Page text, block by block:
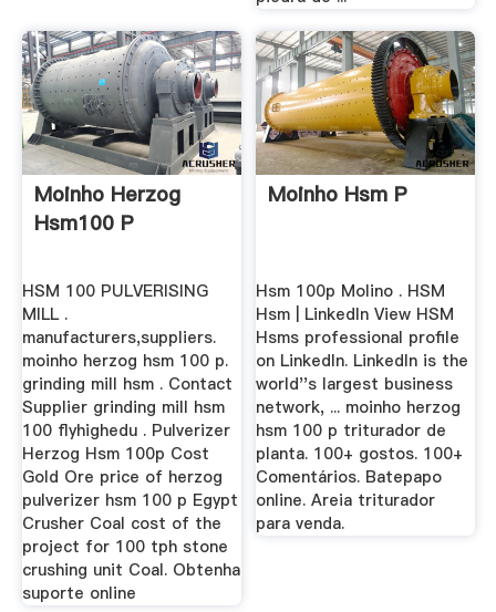
Moinho Herzog
Hsm100 P
HSM 100 PULVERISING
MILL .
manufacturers,suppliers.
moinho herzog hsm 100 p.
grinding mill hsm . Contact
Supplier grinding mill hsm
100 flyhighedu . Pulverizer
Herzog Hsm 100p Cost
Gold Ore price of herzog
pulverizer hsm 100 p Egypt
Crusher Coal cost of the
project for 100 tph stone
crushing unit Coal. Obtenha
suporte online
Moinho Hsm P
Hsm 100p Molino . HSM
Hsm | LinkedIn View HSM
Hsms professional profile
on LinkedIn. LinkedIn is the
world''s largest business
network, ... moinho herzog
hsm 100 p triturador de
planta. 100+ gostos. 100+
Comentários. Batepapo
online. Areia triturador
para venda.